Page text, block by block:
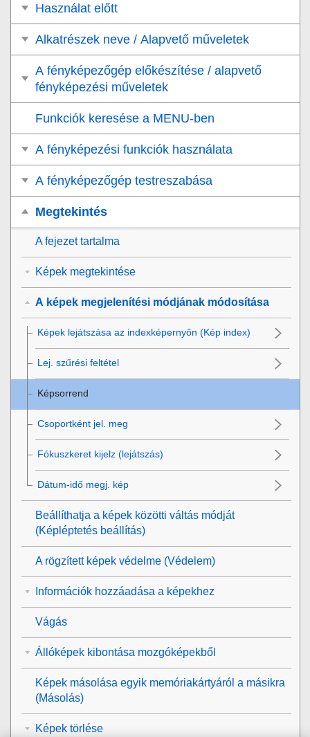
Használat előtt
Alkatrészek neve / Alapvető műveletek
A fényképezőgép előkészítése / alapvető
fényképezési műveletek
Funkciók keresése a MENU-ben
A fényképezési funkciók használata
A fényképezőgép testreszabása
Megtekintés
A fejezet tartalma
Képek megtekintése
A képek megjelenítési módjának módosítása
Képek lejátszása az indexképernyőn (Kép index)
Lej. szűrési feltétel
Képsorrend
Csoportként jel. meg
Fókuszkeret kijelz (lejátszás)
Dátum-idő megj. kép
Beállíthatja a képek közötti váltás módját
(Képléptetés beállítás)
A rögzített képek védelme (Védelem)
Információk hozzáadása a képekhez
Vágás
Állóképek kibontása mozgóképekből
Képek másolása egyik memóriakártyáról a másikra
(Másolás)
Képek törlése